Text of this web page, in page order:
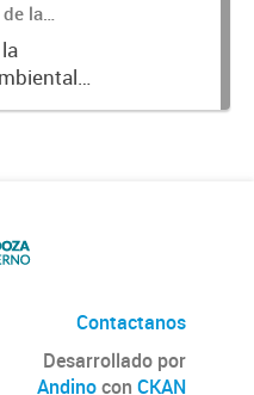
la
Contactanos
Desarrollado por
Andinocon CKAN